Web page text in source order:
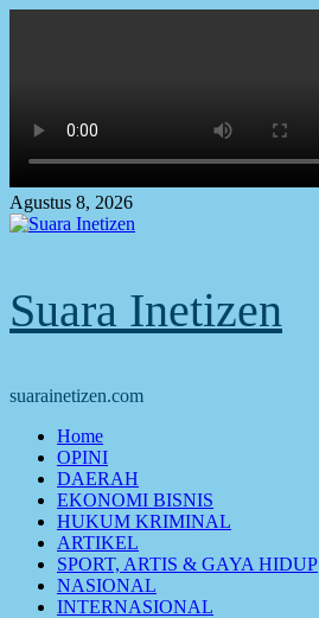
Agustus 8, 2026
Suara Inetizen
suarainetizen.com
Primary
Menu
Home
OPINI
DAERAH
EKONOMI BISNIS
HUKUM KRIMINAL
ARTIKEL
SPORT, ARTIS & GAYA HIDUP
NASIONAL
INTERNASIONAL